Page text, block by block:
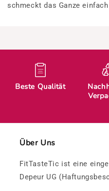
schmeckt das Ganze
Beste Qualität
Über Uns
FitTasteTic ist eine
Depeur UG